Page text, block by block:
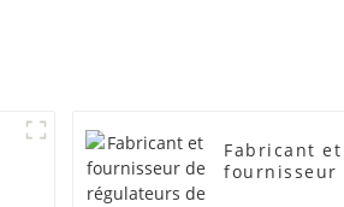
Fabricant et
fournisseur